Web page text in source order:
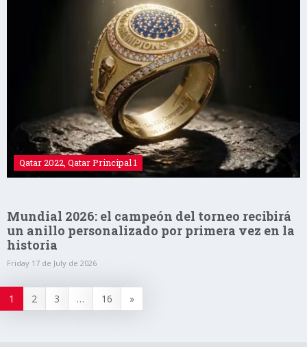
Qatar 2022 Qatar Principal 1
Mundial 2026: el campeón del torneo recibirá
un anillo personalizado por primera vez en la
historia
Friday 17 de July de 2026
1 2 3 … 16 »